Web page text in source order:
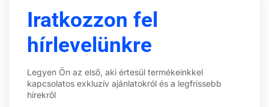
Iratkozzon fel
hírlevelünkre
Legyen Ön az első, aki értesül termékeinkkel
kapcsolatos exkluzív ajánlatokról és a legfrissebb
hírekről